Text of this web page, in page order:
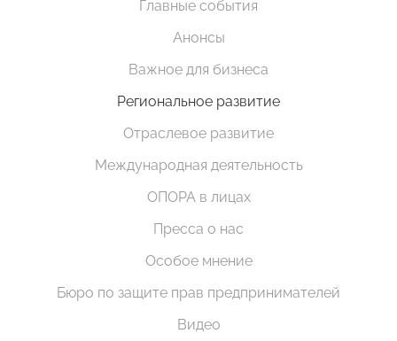
Главные события
Анонсы
Важное для бизнеса
Региональное развитие
Отраслевое развитие
Международная деятельность
ОПОРА в лицах
Пресса о нас
Особое мнение
Бюро по защите прав предпринимателей
Видео